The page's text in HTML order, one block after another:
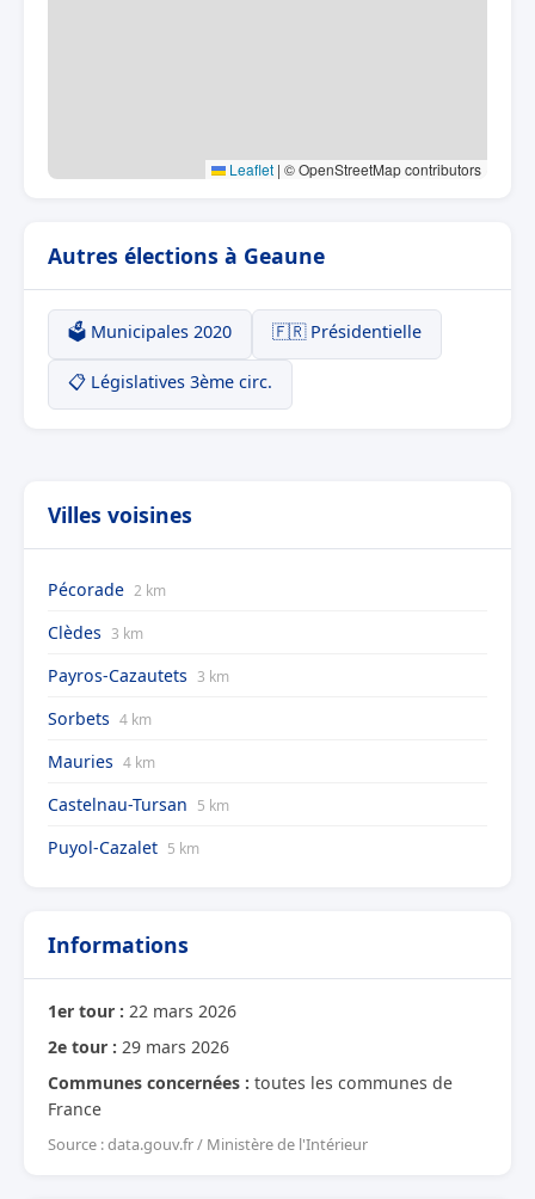
Leaflet | © OpenStreetMap contributors
Autres élections à Geaune
🗳️ Municipales 2020 🇫🇷 Présidentielle
📋 Législatives 3ème circ.
Villes voisines
Pécorade 2 km
Clèdes 3 km
Payros-Cazautets 3 km
Sorbets 4 km
Mauries 4 km
Castelnau-Tursan 5 km
Puyol-Cazalet 5 km
Informations
1er tour : 22 mars 2026
2e tour : 29 mars 2026
Communes concernées : toutes les communes de
France
Source : data.gouv.fr / Ministère de l'Intérieur